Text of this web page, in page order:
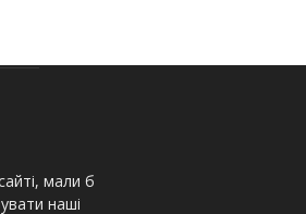
мали б
наші